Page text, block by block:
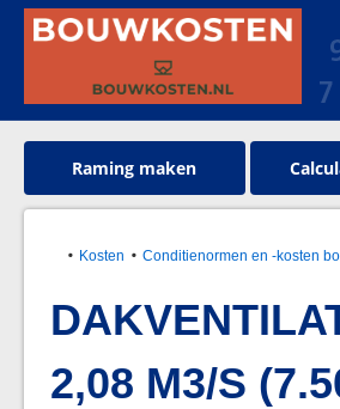
Raming maken
Kosten Conditienormen en -kosten
2,08 M3/S